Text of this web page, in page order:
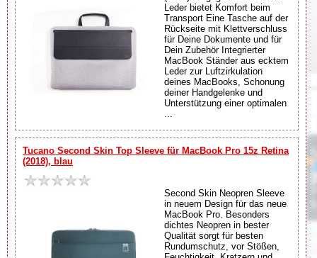
Leder bietet Komfort beim
Transport Eine Tasche auf der
Rückseite mit Klettverschluss
für Deine Dokumente und für
Dein Zubehör Integrierter
MacBook Ständer aus ecktem
Leder zur Luftzirkulation
deines MacBooks, Schonung
deiner Handgelenke und
Unterstützung einer optimalen
Tucano Second Skin Top Sleeve für MacBook Pro 15z Retina
(2018), blau
Second Skin Neopren Sleeve
in neuem Design für das neue
MacBook Pro. Besonders
dichtes Neopren in bester
Qualität sorgt für besten
Rundumschutz, vor Stößen,